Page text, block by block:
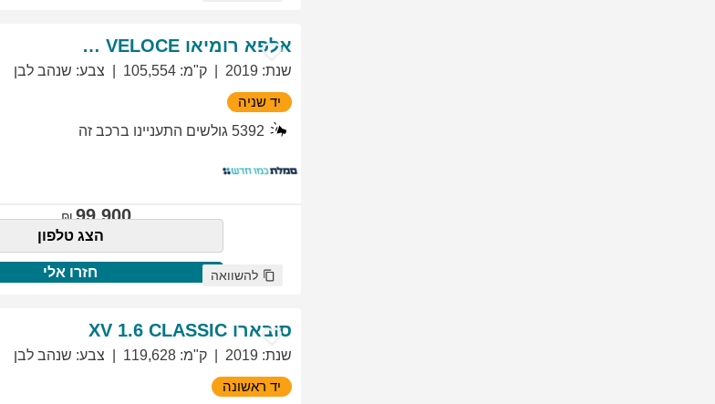
אלפא רומיאו GIULIETTA VELOCE
שנת:
2019 ק"מ:
105,554 צבע: שנהב לבן
יד שניה
5392 גולשים התעניינו ברכב זה
99,900
הצג טלפון
חזרו אלי להשוואה
סובארו XV 1.6 CLASSIC
שנת:
2019 ק"מ:
119,628 צבע: שנהב לבן
יד ראשונה